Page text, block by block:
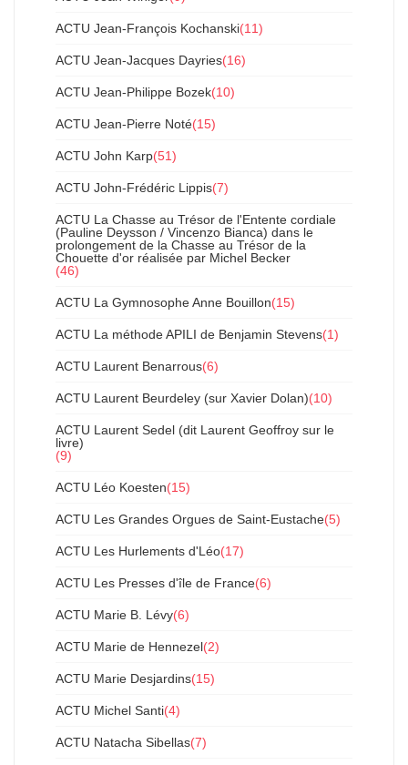
ACTU Jean-François Kochanski(11)
ACTU Jean-Jacques Dayries(16)
ACTU Jean-Philippe Bozek(10)
ACTU Jean-Pierre Noté(15)
ACTU John Karp(51)
ACTU John-Frédéric Lippis(7)
ACTU La Chasse au Trésor de l'Entente cordiale
(Pauline Deysson / Vincenzo Bianca) dans le
prolongement de la Chasse au Trésor de la
Chouette d'or réalisée par Michel Becker
(46)
ACTU La Gymnosophe Anne Bouillon(15)
ACTU La méthode APILI de Benjamin Stevens(1)
ACTU Laurent Benarrous(6)
ACTU Laurent Beurdeley (sur Xavier Dolan)(10)
ACTU Laurent Sedel (dit Laurent Geoffroy sur le
livre)
(9)
ACTU Léo Koesten(15)
ACTU Les Grandes Orgues de Saint-Eustache(5)
ACTU Les Hurlements d'Léo(17)
ACTU Les Presses d'île de France(6)
ACTU Marie B. Lévy(6)
ACTU Marie de Hennezel(2)
ACTU Marie Desjardins(15)
ACTU Michel Santi(4)
ACTU Natacha Sibellas(7)